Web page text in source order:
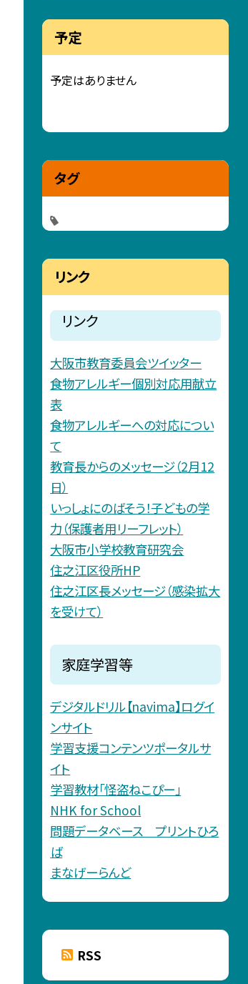
予定
予定はありません
タグ
リンク
リンク
大阪市教育委員会ツイッター
食物アレルギー個別対応用献立
表
食物アレルギーへの対応につい
て
教育長からのメッセージ（2月12
日）
いっしょにのばそう！子どもの学
力（保護者用リーフレット）
大阪市小学校教育研究会
住之江区役所HP
住之江区長メッセージ（感染拡大
を受けて）
家庭学習等
デジタルドリル【navima】ログイ
ンサイト
学習支援コンテンツポータルサ
イト
学習教材「怪盗ねこぴー」
NHK for School
問題データベース プリントひろ
ば
まなげーらんど
RSS